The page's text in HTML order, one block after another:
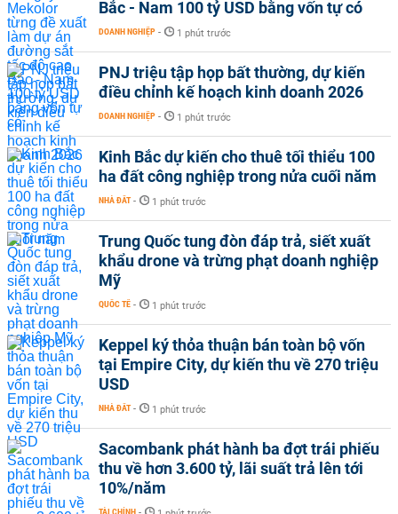
Bắc - Nam 100 tỷ USD bằng vốn tự có
DOANH NGHIỆP - 1 phút trước
PNJ triệu tập họp bất thường, dự kiến
điều chỉnh kế hoạch kinh doanh 2026
DOANH NGHIỆP - 1 phút trước
Kinh Bắc dự kiến cho thuê tối thiểu 100
ha đất công nghiệp trong nửa cuối năm
NHÀ ĐẤT - 1 phút trước
Trung Quốc tung đòn đáp trả, siết xuất
khẩu drone và trừng phạt doanh nghiệp
Mỹ
QUỐC TẾ - 1 phút trước
Keppel ký thỏa thuận bán toàn bộ vốn
tại Empire City, dự kiến thu về 270 triệu
USD
NHÀ ĐẤT - 1 phút trước
Sacombank phát hành ba đợt trái phiếu
thu về hơn 3.600 tỷ, lãi suất trả lên tới
10%/năm
TÀI CHÍNH